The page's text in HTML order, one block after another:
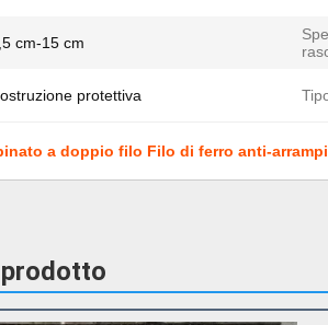
cm-15 cm
protettiva
a doppio filo Filo di ferro anti-